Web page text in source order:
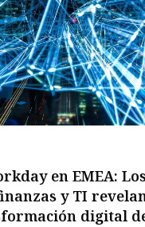
en EMEA:
y TI
digital